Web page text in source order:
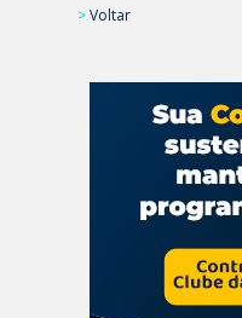
>Voltar